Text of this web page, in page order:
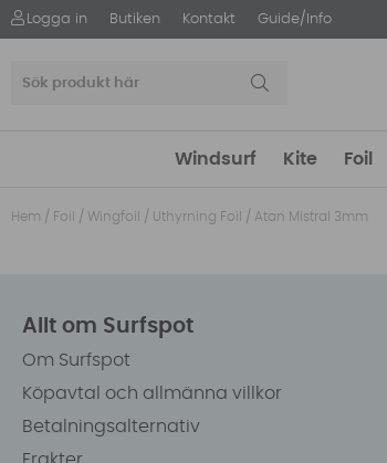
Logga in Butiken Kontakt Guide/Info
Windsurf Kite Foil
Hem / Foil / Wingfoil / Uthyrning Foil / Atan Mistral 3mm
Allt om Surfspot
Om Surfspot
Köpavtal och allmänna villkor
Betalningsalternativ